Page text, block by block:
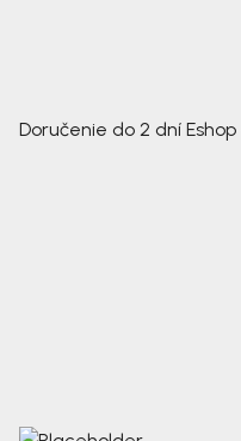
Doručenie do 2 dní Eshop